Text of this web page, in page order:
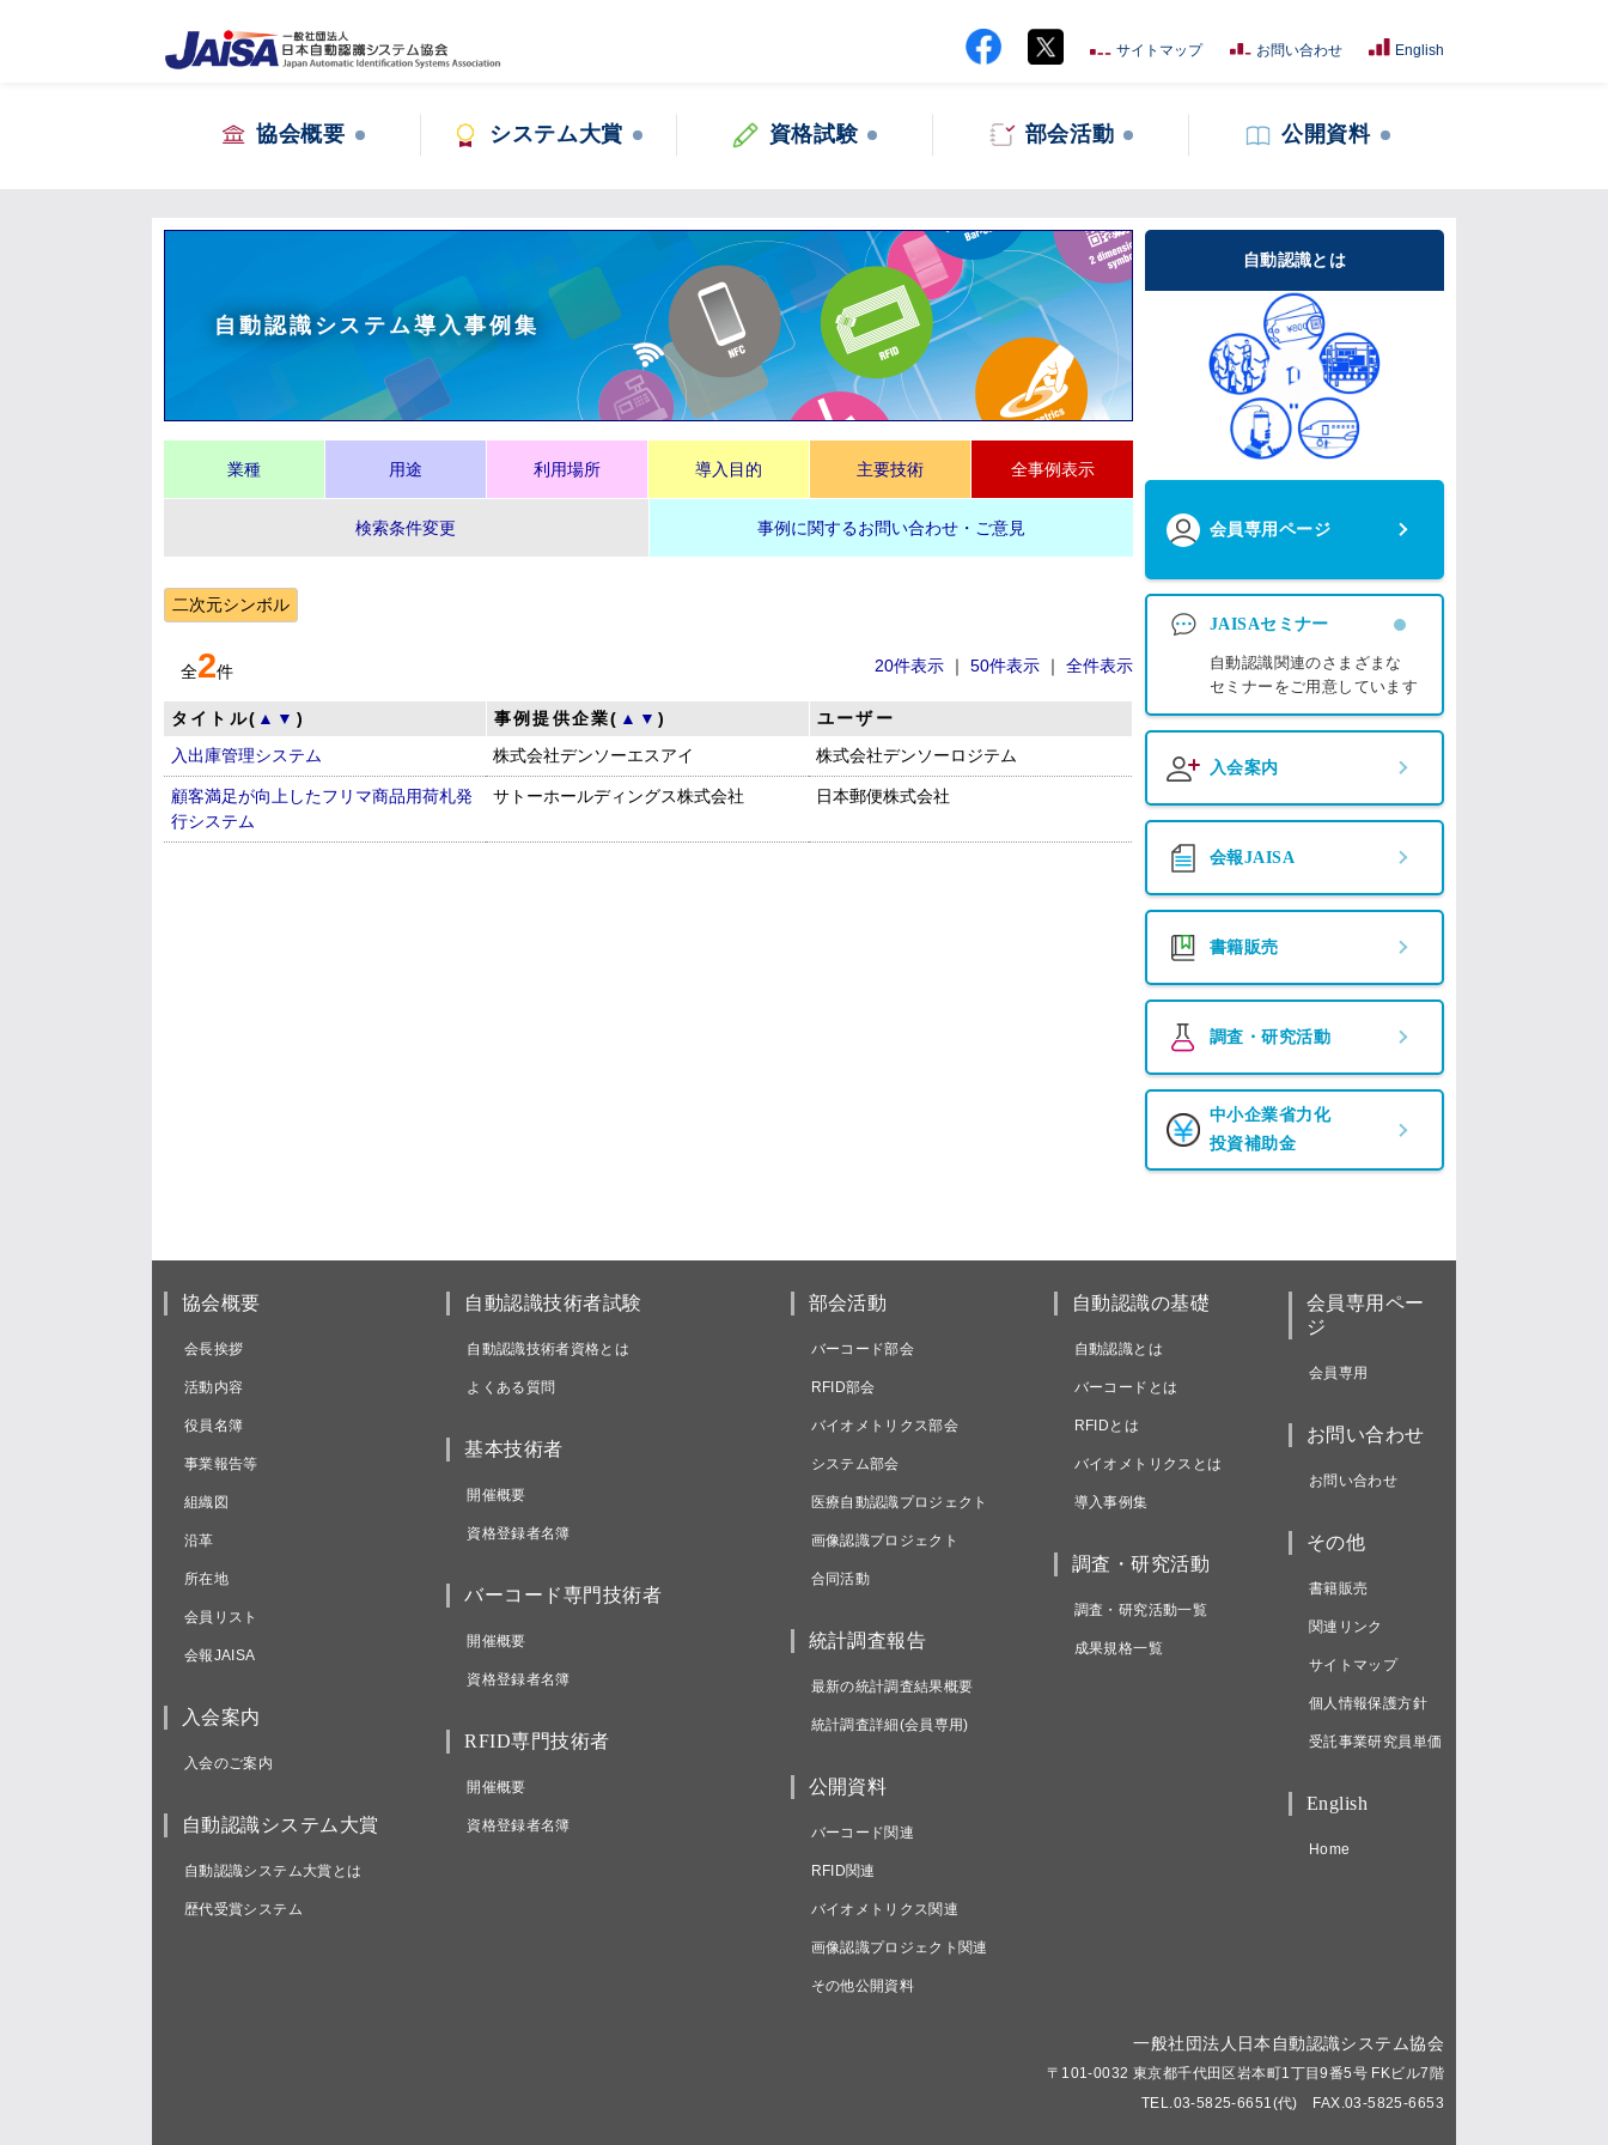
サイトマップ お問い合わせ English
協会概要 システム大賞 資格試験 部会活動 公開資料
自動認識システム導入事例集
業種 用途 利用場所 導入目的 主要技術 全事例表示
検索条件変更 事例に関するお問い合わせ・ご意見
二次元シンボル
全2件 20件表示 ｜ 50件表示 ｜ 全件表示
タイトル( ▲ ▼ ) 事例提供企業( ▲ ▼)
ユーザー
入出庫管理システム
株式会社デンソーエスアイ 株式会社デンソーロジテム
顧客満足が向上したフリマ商品用荷札発
行システム
サトーホールディングス株式会社 日本郵便株式会社
自動認識とは
会員専用ページ
JAISAセミナー
自動認識関連のさまざまな
セミナーをご用意しています
入会案内
会報JAISA
書籍販売
調査・研究活動
中小企業省力化
投資補助金
協会概要
会長挨拶
活動内容
役員名簿
事業報告等
組織図
沿革
所在地
会員リスト
会報JAISA
入会案内
入会のご案内
自動認識システム大賞
自動認識システム大賞とは
歴代受賞システム
自動認識技術者試験
自動認識技術者資格とは
よくある質問
基本技術者
開催概要
資格登録者名簿
バーコード専門技術者
開催概要
資格登録者名簿
RFID専門技術者
開催概要
資格登録者名簿
部会活動
バーコード部会
RFID部会
バイオメトリクス部会
システム部会
医療自動認識プロジェクト
画像認識プロジェクト
合同活動
統計調査報告
最新の統計調査結果概要
統計調査詳細(会員専用)
公開資料
バーコード関連
RFID関連
バイオメトリクス関連
画像認識プロジェクト関連
その他公開資料
自動認識の基礎
自動認識とは
バーコードとは
RFIDとは
バイオメトリクスとは
導入事例集
調査・研究活動
調査・研究活動一覧
成果規格一覧
会員専用ペー
ジ
会員専用
お問い合わせ
お問い合わせ
その他
書籍販売
関連リンク
サイトマップ
個人情報保護方針
受託事業研究員単価
English
Home
一般社団法人日本自動認識システム協会
〒101-0032 東京都千代田区岩本町1丁目9番5号 FKビル7階
TEL.03-5825-6651(代) FAX.03-5825-6653